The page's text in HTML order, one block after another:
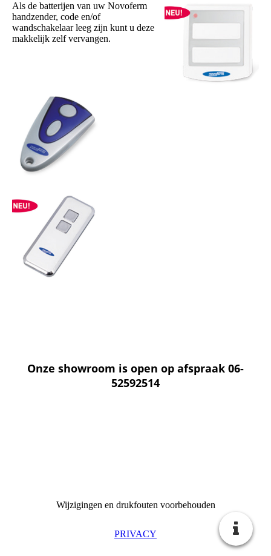
Als de batterijen van uw Novoferm
handzender, code en/of
wandschakelaar leeg zijn kunt u deze
makkelijk zelf vervangen.
Onze showroom is open op afspraak 06-
52592514
Wijzigingen en drukfouten voorbehouden
PRIVACY